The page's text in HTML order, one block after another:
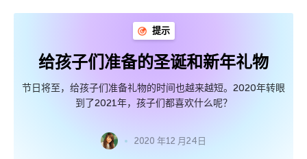
提示
给孩子们准备的圣诞和新年礼物
节日将至，给孩子们准备礼物的时间也越来越短。2020年转眼
到了2021年，孩子们都喜欢什么呢？
2020 年12 月24日